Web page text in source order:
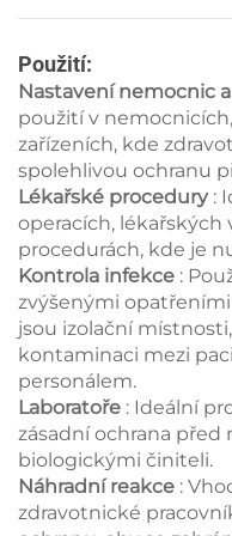
Použití:
Nastavení nemocnic
použití v
zařízeních, kde
spolehlivou ochranu
Lékařské procedury :
operacích, lékařských
procedurách, kde je
Kontrola infekce :
zvýšenými
jsou izolační
kontaminaci mezi
personálem.
Laboratoře : Ideální
zásadní ochrana
biologickými činiteli.
Náhradní reakce :
zdravotnické